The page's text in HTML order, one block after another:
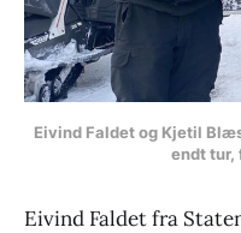
Eivind Faldet og Kjetil
endt tur,
Eivind Faldet fra